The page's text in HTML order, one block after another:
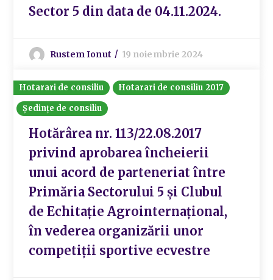
Sector 5 din data de 04.11.2024.
Rustem Ionut 19 noiembrie 2024
Hotarari de consiliu
Hotarari de consiliu 2017
Ședințe de consiliu
Hotărârea nr. 113/22.08.2017
privind aprobarea încheierii
unui acord de parteneriat între
Primăria Sectorului 5 și Clubul
de Echitație Agrointernațional,
în vederea organizării unor
competiții sportive ecvestre